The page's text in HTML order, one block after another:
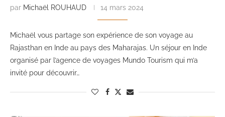
par Michaël ROUHAUD 14 mars 2024
Michaël vous partage son expérience de son voyage au
Rajasthan en Inde au pays des Maharajas. Un séjour en Inde
organisé par l’agence de voyages Mundo Tourism qui m’a
invité pour découvrir…